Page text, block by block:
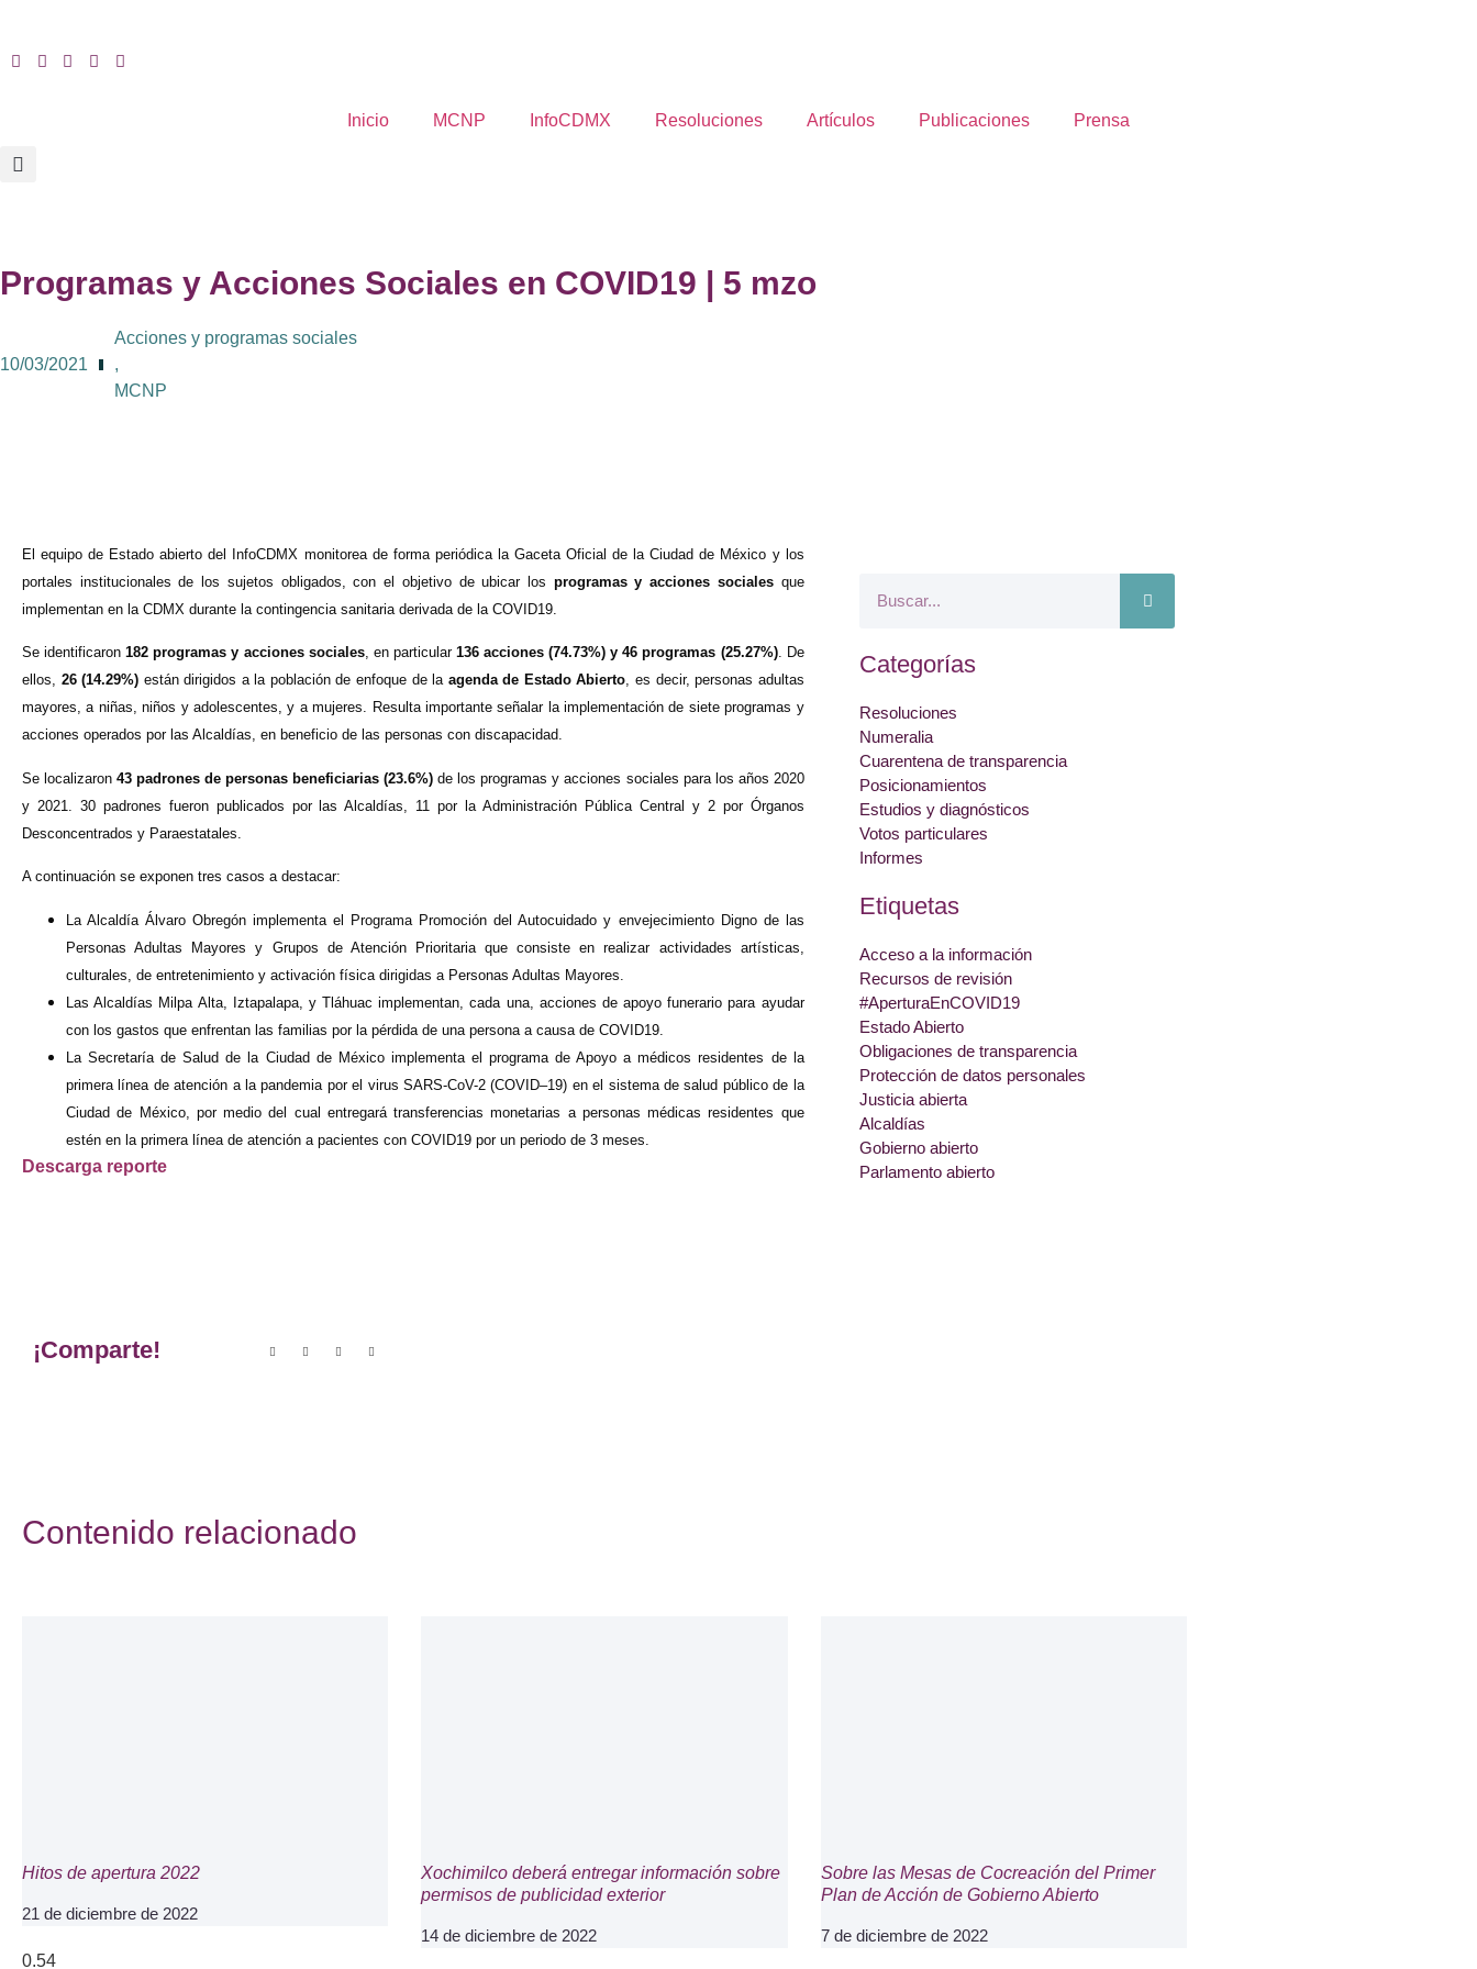
Inicio MCNP InfoCDMX Resoluciones Artículos Publicaciones Prensa
Programas y Acciones Sociales en COVID19 | 5 mzo
10/03/2021
Acciones y programas sociales
,
MCNP
El equipo de Estado abierto del InfoCDMX monitorea de forma periódica la Gaceta Oficial de la Ciudad de México y los
portales institucionales de los sujetos obligados, con el objetivo de ubicar los programas y acciones socialesque
implementan en la CDMX durante la contingencia sanitaria derivada de la COVID19.
Se identificaron182 programas y acciones sociales, en particular 136 acciones (74.73%) y 46 programas (25.27%). De
ellos, 26 (14.29%) están dirigidos a la población de enfoque de la agenda de Estado Abierto, es decir, personas adultas
mayores, a niñas, niños y adolescentes, y a mujeres. Resulta importante señalar la implementación de siete programas y
acciones operados por las Alcaldías, en beneficio de las personas con discapacidad.
Se localizaron43 padrones de personas beneficiarias (23.6%)de los programas y acciones sociales para los años 2020
y 2021. 30 padrones fueron publicados por las Alcaldías, 11 por la Administración Pública Central y 2 por Órganos
Desconcentrados y Paraestatales.
A continuación se exponen tres casos a destacar:
La Alcaldía Álvaro Obregón implementa el Programa Promoción del Autocuidado y envejecimiento Digno de las
Personas Adultas Mayores y Grupos de Atención Prioritaria que consiste en realizar actividades artísticas,
culturales, de entretenimiento y activación física dirigidas a Personas Adultas Mayores.
Las Alcaldías Milpa Alta, Iztapalapa, y Tláhuac implementan, cada una, acciones de apoyo funerario para ayudar
con los gastos que enfrentan las familias por la pérdida de una persona a causa de COVID19.
La Secretaría de Salud de la Ciudad de México implementa el programa de Apoyo a médicos residentes de la
primera línea de atención a la pandemia por el virus SARS-CoV-2 (COVID–19) en el sistema de salud público de la
Ciudad de México, por medio del cual entregará transferencias monetarias a personas médicas residentes que
estén en la primera línea de atención a pacientes con COVID19 por un periodo de 3 meses.
Descarga reporte
¡Comparte!
Categorías
Resoluciones
Numeralia
Cuarentena de transparencia
Posicionamientos
Estudios y diagnósticos
Votos particulares
Informes
Etiquetas
Acceso a la información
Recursos de revisión
#AperturaEnCOVID19
Estado Abierto
Obligaciones de transparencia
Protección de datos personales
Justicia abierta
Alcaldías
Gobierno abierto
Parlamento abierto
Contenido relacionado
Hitos de apertura 2022
21 de diciembre de 2022
Xochimilco deberá entregar información sobre
permisos de publicidad exterior
14 de diciembre de 2022
Sobre las Mesas de Cocreación del Primer
Plan de Acción de Gobierno Abierto
7 de diciembre de 2022